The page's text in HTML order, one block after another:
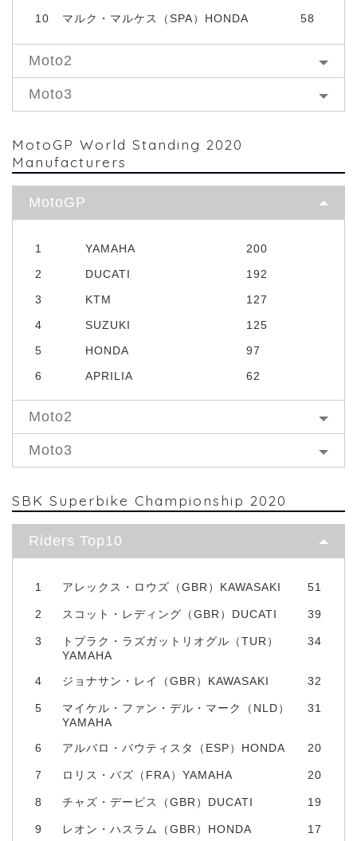
10 マルク・マルケス（SPA）HONDA 58
Moto2
Moto3
MotoGP World Standing 2020
Manufacturers
MotoGP
1 YAMAHA
200
2
DUCATI
192
3
KTM
127
4
SUZUKI
125
5
HONDA
97
6
APRILIA 62
Moto2
Moto3
SBK Superbike Championship 2020
Riders Top10
1 アレックス・ロウズ（GBR）KAWASAKI 51
2 スコット・レディング（GBR）DUCATI 39
3
トプラク・ラズガットリオグル（TUR）
YAMAHA
34
4 ジョナサン・レイ（GBR）KAWASAKI 32
5
マイケル・ファン・デル・マーク（NLD）
YAMAHA
31
6 アルバロ・バウティスタ（ESP）HONDA 20
7 ロリス・バズ（FRA）YAMAHA 20
8 チャズ・デービス（GBR）DUCATI 19
9 レオン・ハスラム（GBR）HONDA 17